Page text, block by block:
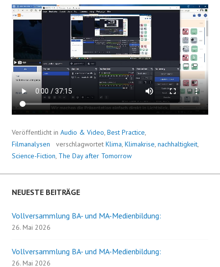
Veröffentlicht in Audio & Video, Best Practice,
Filmanalysen
verschlagwortet Klima, Klimakrise, nachhaltigkeit,
Science-Fiction, The Day after Tomorrow
NEUESTE BEITRÄGE
Vollversammlung BA- und MA-Medienbildung:
26. Mai 2026
Vollversammlung BA- und MA-Medienbildung:
26. Mai 2026